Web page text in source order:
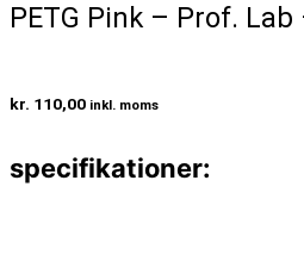
PETG Pink – Prof.
kr. 110,00 inkl. moms
specifikationer: